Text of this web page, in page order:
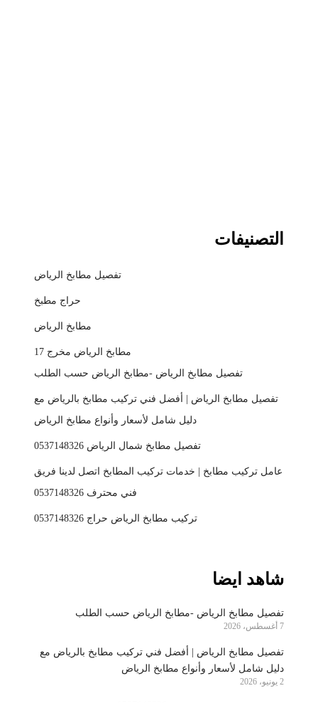
التصنيفات
تفصيل مطابخ الرياض
حراج مطبخ
مطابخ الرياض
مطابخ الرياض مخرج 17
تفصيل مطابخ الرياض -مطابخ الرياض حسب الطلب
تفصيل مطابخ الرياض | أفضل فني تركيب مطابخ بالرياض مع
دليل شامل لأسعار وأنواع مطابخ الرياض
تفصيل مطابخ شمال الرياض 0537148326
عامل تركيب مطابخ | خدمات تركيب المطابخ اتصل لدينا فريق
فني محترف 0537148326
تركيب مطابخ الرياض حراج 0537148326
شاهد ايضا
تفصيل مطابخ الرياض -مطابخ الرياض حسب الطلب
7 أغسطس، 2026
تفصيل مطابخ الرياض | أفضل فني تركيب مطابخ بالرياض مع
دليل شامل لأسعار وأنواع مطابخ الرياض
2 يونيو، 2026